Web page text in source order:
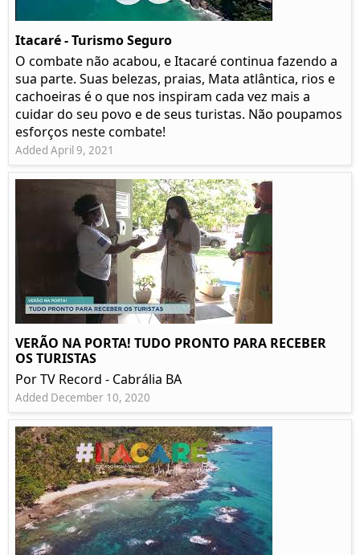
Itacaré - Turismo Seguro
O combate não acabou, e Itacaré continua fazendo a
sua parte. Suas belezas, praias, Mata atlântica, rios e
cachoeiras é o que nos inspiram cada vez mais a
cuidar do seu povo e de seus turistas. Não poupamos
esforços neste combate!
Added April 9, 2021
VERÃO NA PORTA! TUDO PRONTO PARA RECEBER
OS TURISTAS
Por TV Record - Cabrália BA
Added December 10, 2020